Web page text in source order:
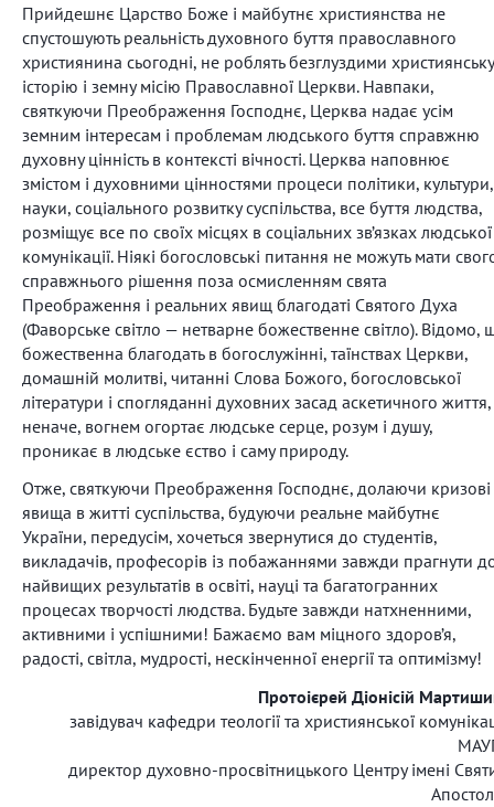
Прийдешнє Царство Боже і майбутнє християнства не
спустошують реальність духовного буття православного
християнина сьогодні, не роблять безглуздими християнську
історію і земну місію Православної Церкви. Навпаки,
святкуючи Преображення Господнє, Церква надає усім
земним інтересам і проблемам людського буття справжню
духовну цінність в контексті вічності. Церква наповнює
змістом і духовними цінностями процеси політики, культури,
науки, соціального розвитку суспільства, все буття людства,
розміщує все по своїх місцях в соціальних зв’язках людської
комунікації. Ніякі богословські питання не можуть мати
справжнього рішення поза осмисленням свята
Преображення і реальних явищ благодаті Святого Духа
(Фаворське світло — нетварне божественне світло). Відомо,
божественна благодать в богослужінні, таїнствах Церкви,
домашній молитві, читанні Слова Божого, богословської
літератури і спогляданні духовних засад аскетичного життя,
неначе, вогнем огортає людське серце, розум і душу,
проникає в людське єство і саму природу.
Отже, святкуючи Преображення Господнє, долаючи кризові
явища в житті суспільства, будуючи реальне майбутнє
України, передусім, хочеться звернутися до студентів,
викладачів, професорів із побажаннями завжди прагнути
найвищих результатів в освіті, науці та багатогранних
процесах творчості людства. Будьте завжди натхненними,
активними і успішними! Бажаємо вам міцного здоров’я,
радості, світла, мудрості, нескінченної енергії та оптимізму!
Протоієрей Діонісій
завідувач кафедри теології та християнської
директор духовно-просвітницького Центру імені